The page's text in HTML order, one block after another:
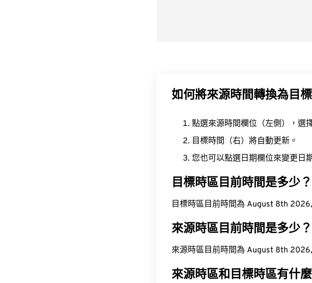
如何將來源時間轉換為目
點選來源時間欄位（左側），選
目標時間（右）將自動更新。
您也可以點選日期欄位來變更日
目標時區目前時間是多少？
目標時區目前時間為 August 8th
來源時區目前時間是多少？
來源時區目前時間為 August 8th
來源時區和目標時區有什